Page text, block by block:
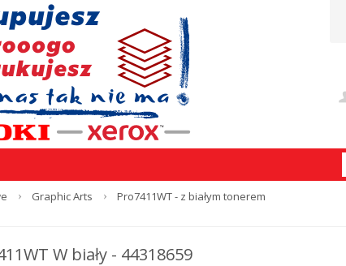
Graphic Arts
Pro7411WT - z białym tonerem
W biały - 44318659